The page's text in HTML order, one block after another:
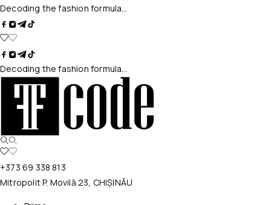
Decoding the fashion formula…
Decoding the fashion formula…
+373 69 338 813
Mitropolit P. Movilă 23, CHIȘINĂU